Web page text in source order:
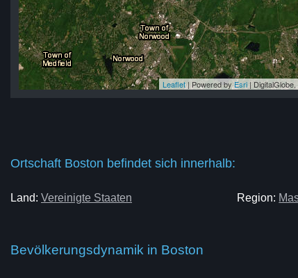
Leaflet| Powered byEsri|
Ortschaft Boston befindet sich innerhalb:
Land: Vereinigte Staaten Region:
Bevölkerungsdynamik in Boston